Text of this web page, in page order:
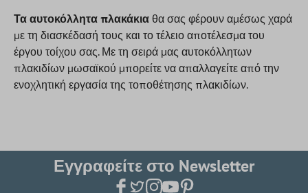
Τα αυτοκόλλητα πλακάκια θα σας φέρουν αμέσως χαρά
με τη διασκέδασή τους και το τέλειο αποτέλεσμα του
έργου τοίχου σας. Με τη σειρά μας αυτοκόλλητων
πλακιδίων μωσαϊκού μπορείτε να απαλλαγείτε από την
ενοχλητική εργασία της τοποθέτησης πλακιδίων.
Εγγραφείτε στο Newsletter